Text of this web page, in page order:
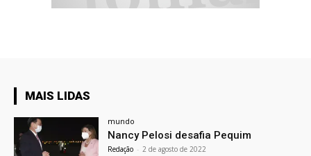
MAIS LIDAS
mundo
Nancy Pelosi desafia Pequim
Redação - 2 de agosto de 2022